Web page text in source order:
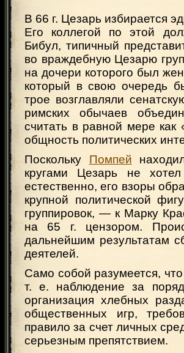
В 66 г. Цезарь избирается
Его коллегой по этой
Бибул, типичный
во враждебную Цезарю
на дочери которого был
который в свою очередь
трое возглавляли
римских обычаев
считать в равной мере как
общность политических
Поскольку Помпей
кругами Цезарь не
естественно, его взоры
крупной политической
группировок, — к Марку
на 65 г. цензором.
дальнейшим результатам
деятелей.
Само собой разумеется,
т. е. наблюдение за
организация хлебных
общественных игр,
правило за счет личных
серьезным препятствием.